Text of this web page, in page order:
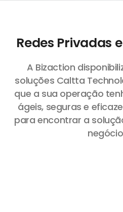
Redes Privadas
A Bizaction
soluções Caltta
que a sua operação
ágeis, seguras e
para encontrar a